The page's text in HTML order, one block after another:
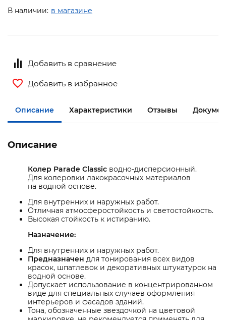
В наличии: в магазине
Добавить в сравнение
Добавить в избранное
Описание Характеристики Отзывы
Описание
Колер Parade Classic водно-дисперсионный.
Для колеровки лакокрасочных материалов
на водной основе.
Для внутренних и наружных работ.
Отличная атмосферостойкость и светостойкость.
Высокая стойкость к истиранию.
Назначение:
Для внутренних и наружных работ.
Предназначен для тонирования всех видов
красок, шпатлевок и декоративных штукатурок на
водной основе.
Допускает использование в концентрированном
виде для специальных случаев оформления
интерьеров и фасадов зданий.
Тона, обозначенные звездочкой на цветовой